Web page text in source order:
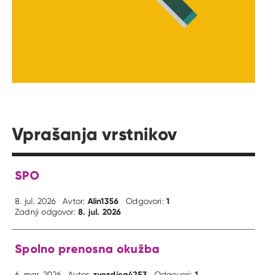
Vprašanja vrstnikov
SPO
8. jul. 2026 Avtor: Alin1356 Odgovori:1
Zadnji odgovor:8. jul. 2026
Spolno prenosna okužba